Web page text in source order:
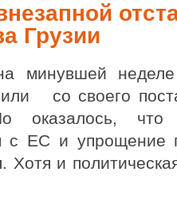
Грузии
минувшей неделе
со своего
оказалось,
с ЕС и упрощение
Хотя и